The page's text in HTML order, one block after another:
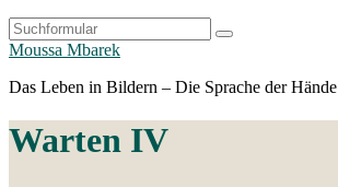
Search
Moussa Mbarek
Das Leben in Bildern – Die Sprache der Hände
Warten IV